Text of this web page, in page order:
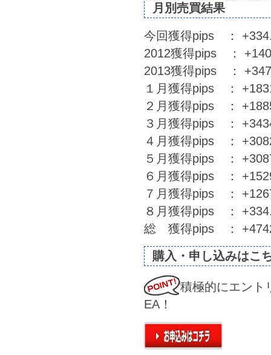
月別売買結果
今回獲得pips ：
2012獲得pips ：
2013獲得pips ：
１月獲得pips ：
２月獲得pips ：
３月獲得pips ：
４月獲得pips ：
５月獲得pips ：
６月獲得pips ：
７月獲得pips ：
８月獲得pips ：
総 獲得pips ：
購入・申し込みはこ
積極的にエント
EA！